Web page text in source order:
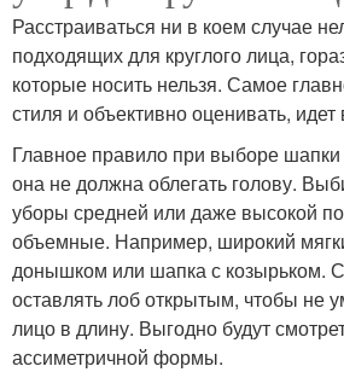
Расстраиваться ни в коем случае
подходящих для круглого лица,
которые носить нельзя. Самое
стиля и объективно оценивать,
Главное правило при выборе шапки
она не должна облегать голову.
уборы средней или даже высокой
объемные. Например, широкий
донышком или шапка с козырьком.
оставлять лоб открытым, чтобы не
лицо в длину. Выгодно будут
ассиметричной формы.